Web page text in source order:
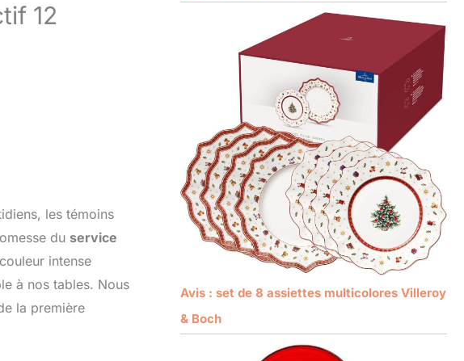
12
les témoins
du service
intense
à nos tables. Nous
la première
Avis : set de 8 assiettes multicolores Villeroy
& Boch